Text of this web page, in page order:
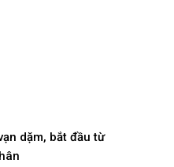
dặm, bắt đầu từ